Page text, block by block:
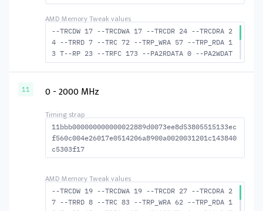
--TRCDW 17 --TRCDWA 17 --TRCDR 24 --TRCDRA 2
4 --TRRD 7 --TRC 72 --TRP_WRA 57 --TRP_RDA 1
3 T--RP 23 --TRFC 173 --PA2RDATA 0 --PA2WDAT
A 0 --TFAW 12 --TCRCRL 2 --TCRCWL 6 --TFAW32
-ACTWR 55 --RAS2RAS 173 --RP 44 --WRPLUSRP 5
11 0 - 2000 MHz
11bbb000000000000022889d0073ee8d53805515133ec
f560c004e26017e0514206a8900a0020031201c143840
c5303f17
--TRCDW 19 --TRCDWA 19 --TRCDR 27 --TRCDRA 2
7 --TRRD 8 --TRC 83 --TRP_WRA 62 --TRP_RDA 1